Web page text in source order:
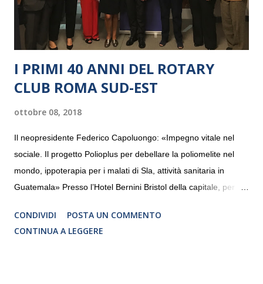
I PRIMI 40 ANNI DEL ROTARY
CLUB ROMA SUD-EST
ottobre 08, 2018
Il neopresidente Federico Capoluongo: «Impegno vitale nel
sociale. Il progetto Polioplus per debellare la poliomelite nel
mondo, ippoterapia per i malati di Sla, attività sanitaria in
Guatemala» Presso l’Hotel Bernini Bristol della capitale, per la
programmazione del Rotary Club Roma Sud-Est che festeggia
i quaranta anni di attività. Un’occasione per raccontare al
CONDIVIDI
POSTA UN COMMENTO
CONTINUA A LEGGERE